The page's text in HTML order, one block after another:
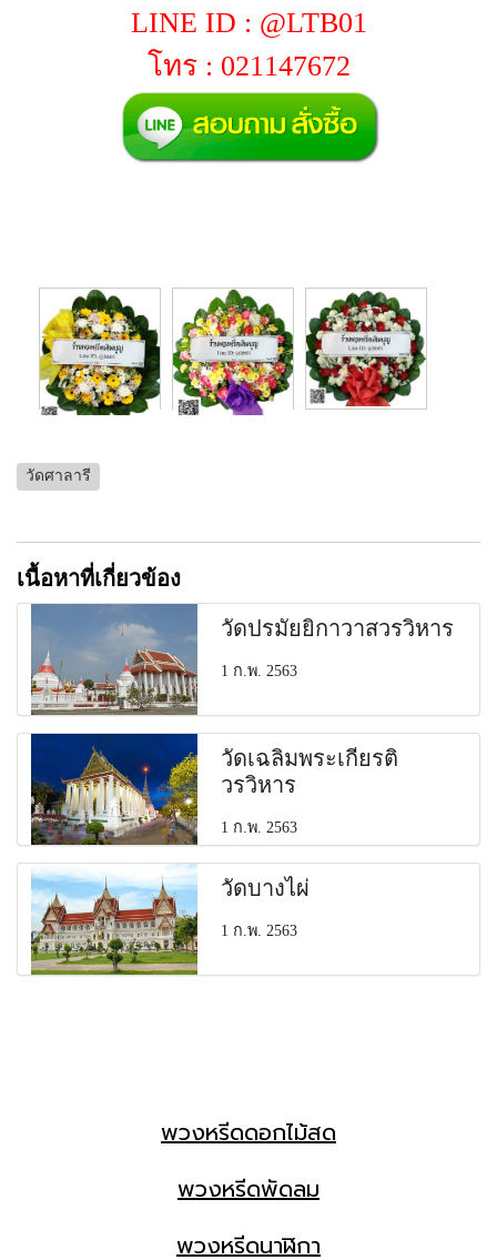
LINE ID : @LTB01
โทร : 021147672
วัดศาลารี
เนื้อหาที่เกี่ยวข้อง
วัดปรมัยยิกาวาสวรวิหาร
1 ก.พ. 2563
วัดเฉลิมพระเกียรติ
วรวิหาร
1 ก.พ. 2563
วัดบางไผ่
1 ก.พ. 2563
พวงหรีดดอกไม้สด
พวงหรีดพัดลม
พวงหรีดนาฬิกา